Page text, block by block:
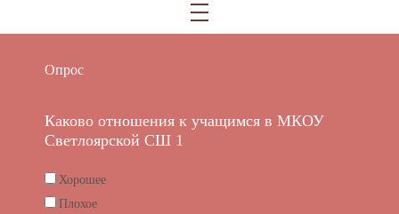
Опрос
Каково отношения к учащимся в МКОУ
Светлоярской СШ 1
Хорошее
Плохое